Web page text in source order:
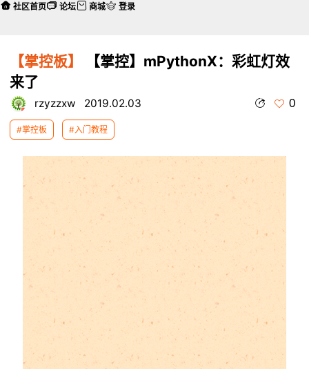
【掌控板】
【掌控】mPythonX：彩虹灯效
来了
rzyzzxw 2019.02.03 0
#掌控板 #入门教程
社区首页 论坛 商城 登录